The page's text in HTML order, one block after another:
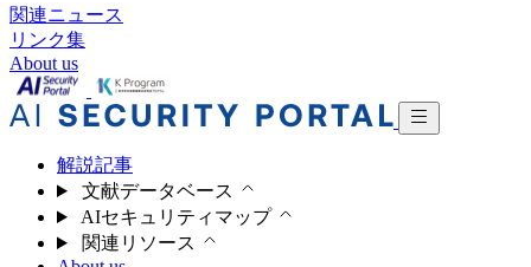
関連ニュース
リンク集
About us
解説記事
文献データベース
AIセキュリティマップ
関連リソース